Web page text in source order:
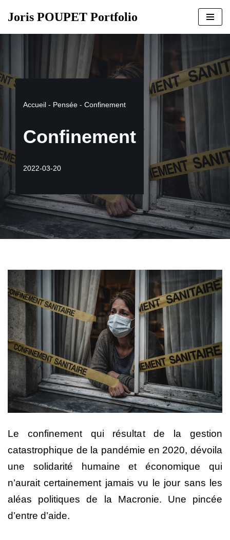
Joris POUPET Portfolio
Accueil - Pensée - Confinement
Confinement
2022-03-20
Le confinement qui résultat de la gestion
catastrophique de la pandémie en 2020, dévoila
une solidarité humaine et économique qui
n’aurait certainement jamais vu le jour sans les
aléas politiques de la Macronie. Une pincée
d’entre d’aide.